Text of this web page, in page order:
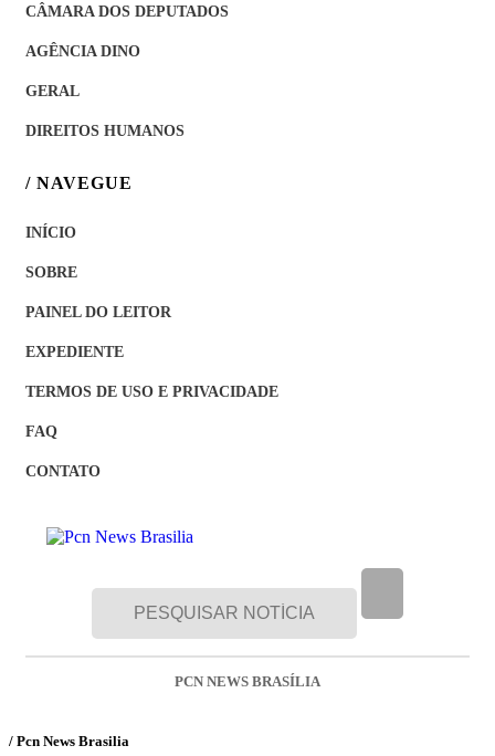
CÂMARA DOS DEPUTADOS
AGÊNCIA DINO
GERAL
DIREITOS HUMANOS
/ NAVEGUE
INÍCIO
SOBRE
PAINEL DO LEITOR
EXPEDIENTE
TERMOS DE USO E PRIVACIDADE
FAQ
CONTATO
PCN NEWS BRASÍLIA
/ Pcn News Brasilia